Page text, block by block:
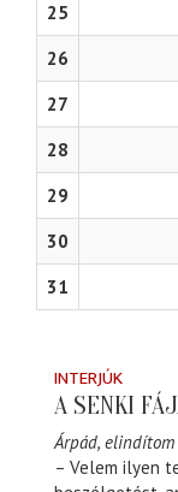
25
26
27
28
29
30
31
INTERJÚK
A SENKI
Árpád,
– Velem ilyen